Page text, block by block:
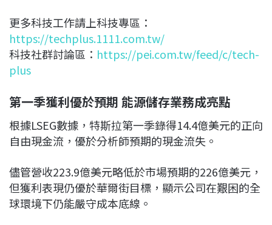
更多科技工作請上科技專區：
https://techplus.1111.com.tw/
科技社群討論區： https://pei.com.tw/feed/c/tech-
plus
第一季獲利優於預期 能源儲存業務成亮點
根據LSEG數據，特斯拉第一季錄得14.4億美元的正向
自由現金流，優於分析師預期的現金流失。
儘管營收223.9億美元略低於市場預期的226億美元，
但獲利表現仍優於華爾街目標，顯示公司在艱困的全
球環境下仍能嚴守成本底線。